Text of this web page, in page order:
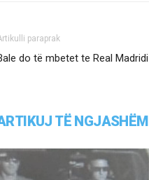
paraprak
do të mbetet te Real Madridi
TË NGJASHËM